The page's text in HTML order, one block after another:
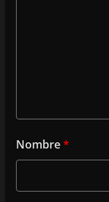
Nombre*